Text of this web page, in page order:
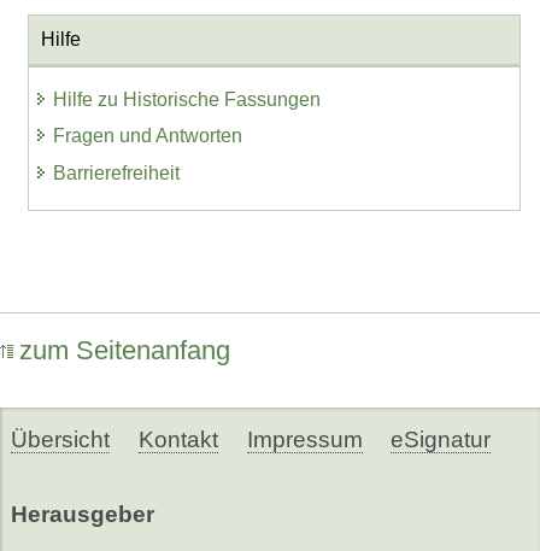
Hilfe
Hilfe zu Historische Fassungen
Fragen und Antworten
Barrierefreiheit
zum Seitenanfang
Übersicht Kontakt Impressum eSignatur
Herausgeber